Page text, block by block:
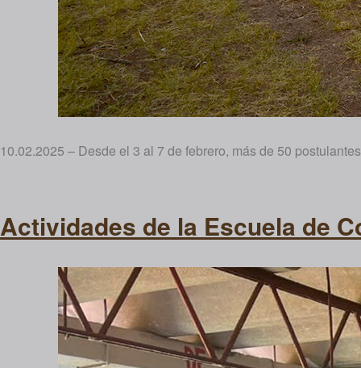
10.02.2025 – Desde el 3 al 7 de febrero, más de 50
Actividades de la Escuela de